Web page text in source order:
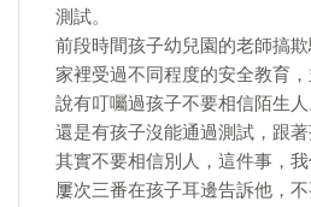
測試。
前段時間孩子幼兒園的老師搞
家裡受過不同程度的安全教育
說有叮囑過孩子不要相信陌生人
還是有孩子沒能通過測試，跟著
其實不要相信別人，這件事，
屢次三番在孩子耳邊告訴他，